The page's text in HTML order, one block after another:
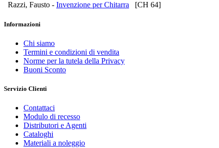
Razzi, Fausto - Invenzione per Chitarra [CH 64]
Informazioni
Chi siamo
Termini e condizioni di vendita
Norme per la tutela della Privacy
Buoni Sconto
Servizio Clienti
Contattaci
Modulo di recesso
Distributori e Agenti
Cataloghi
Materiali a noleggio